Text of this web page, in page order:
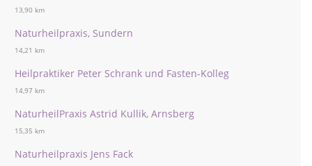
13,90 km
Naturheilpraxis, Sundern
14,21 km
Heilpraktiker Peter Schrank und Fasten-Kolleg
14,97 km
NaturheilPraxis Astrid Kullik, Arnsberg
15,35 km
Naturheilpraxis Jens Fack